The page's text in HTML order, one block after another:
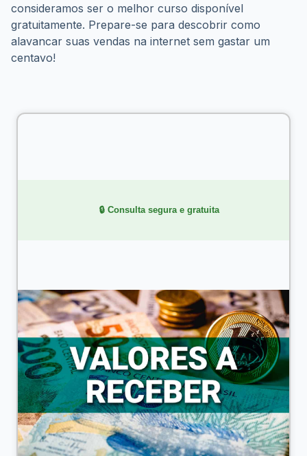
consideramos ser o melhor curso disponível
gratuitamente. Prepare-se para descobrir como
alavancar suas vendas na internet sem gastar um
centavo!